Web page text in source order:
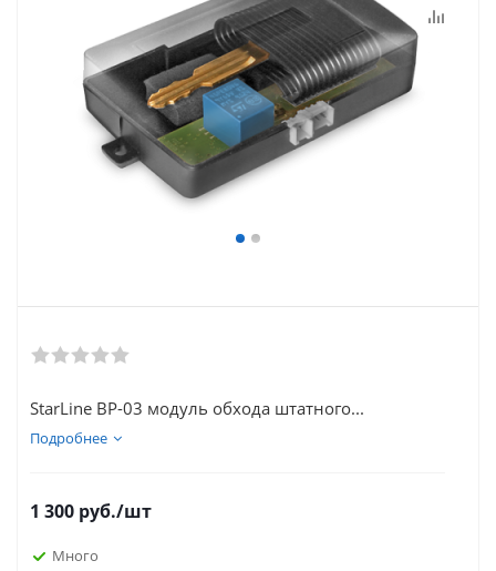
StarLine BP-03 модуль обхода штатного...
Подробнее
1 300 руб./шт
Много